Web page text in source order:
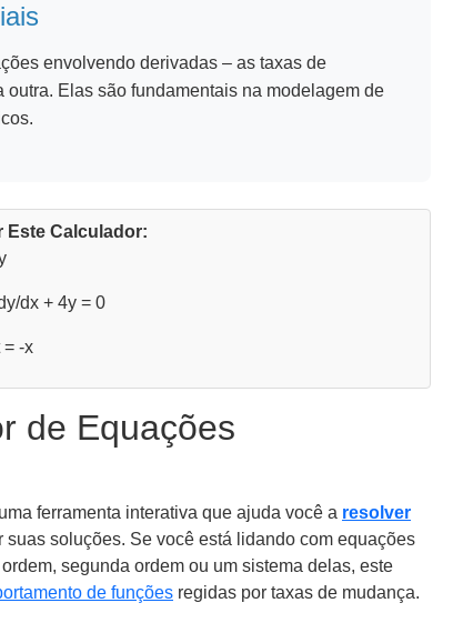
envolvendo derivadas – as taxas de
Elas são fundamentais na modelagem de
Este Calculador:
dx + 4y = 0
-x
de Equações
ferramenta interativa que ajuda você a resolver
suas soluções. Se você está lidando com equações
segunda ordem ou um sistema delas, este
de funções regidas por taxas de mudança.